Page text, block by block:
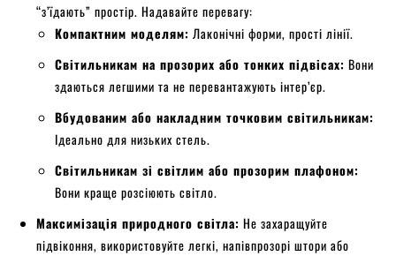
“з’їдають” простір. Надавайте перевагу:
Компактним моделям: Лаконічні форми, прості лінії.
Світильникам на прозорих або тонких підвісах: Вони
здаються легшими та не перевантажують інтер’єр.
Вбудованим або накладним точковим світильникам:
Ідеально для низьких стель.
Світильникам зі світлим або прозорим плафоном:
Вони краще розсіюють світло.
Максимізація природного світла: Не захаращуйте
підвіконня, використовуйте легкі, напівпрозорі штори або